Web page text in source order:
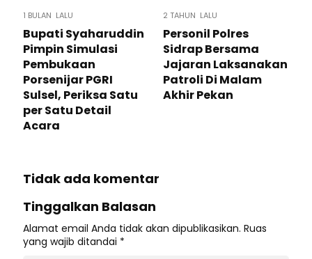
1 BULAN LALU
Bupati Syaharuddin
Pimpin Simulasi
Pembukaan
Porsenijar PGRI
Sulsel, Periksa Satu
per Satu Detail
Acara
2 TAHUN LALU
Personil Polres
Sidrap Bersama
Jajaran Laksanakan
Patroli Di Malam
Akhir Pekan
Tidak ada komentar
Tinggalkan Balasan
Alamat email Anda tidak akan dipublikasikan. Ruas
yang wajib ditandai *